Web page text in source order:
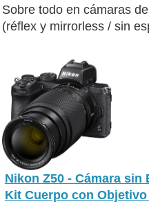
Sobre todo en cámaras
(réflex y mirrorless / sin
Nikon Z50 - Cámara sin
Kit Cuerpo con Objetivo